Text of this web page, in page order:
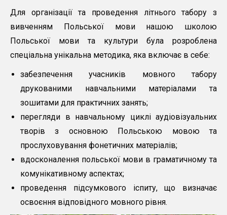
Для організації та проведення літнього табору з
вивченням Польської мови нашою школою
Польської мови та культури була розроблена
спеціальна унікальна методика, яка включає в себе:
забезпечення учасників мовного табору
друкованими навчальними матеріалами та
зошитами для практичних занять;
перегляди в навчальному циклі аудіовізуальних
творів з основною Польською мовою та
прослуховування фонетичних матеріалів;
вдосконалення польської мови в граматичному та
комунікативному аспектах;
проведення підсумкового іспиту, що визначає
освоєння відповідного мовного рівня.